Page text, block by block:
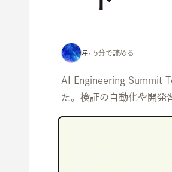
星· 5分で読める
AI Engineering Summit
た。検証の自動化や開発